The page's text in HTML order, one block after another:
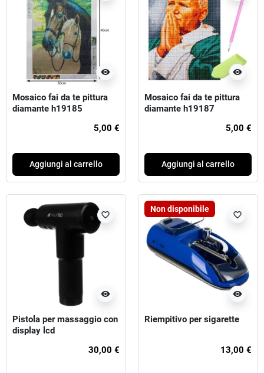
visibility
Mosaico fai da te pittura
diamante h19185
5,00 €
Aggiungi al carrello
visibility
Mosaico fai da te pittura
diamante h19187
5,00 €
Aggiungi al carrello
visibility
favorite_border
Pistola per massaggio con
display lcd
30,00 €
Non disponibile
visibility
favorite_border
Riempitivo per sigarette
13,00 €